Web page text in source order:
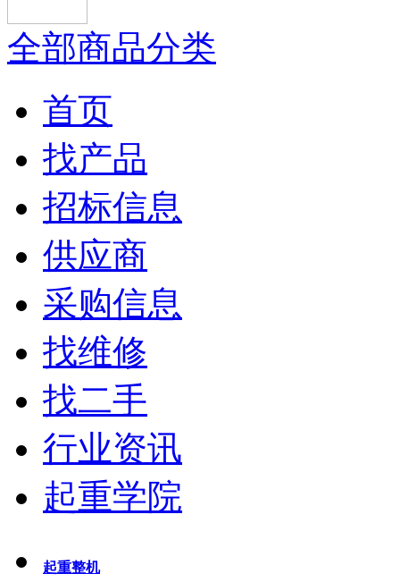
全部商品分类
首页
找产品
招标信息
供应商
采购信息
找维修
找二手
行业资讯
起重学院
起重整机